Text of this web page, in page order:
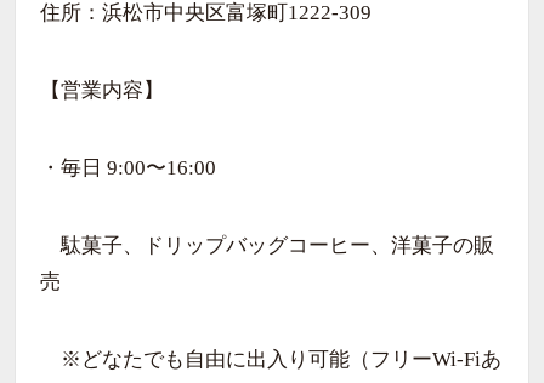
住所：浜松市中央区富塚町1222-309
【営業内容】
・毎日 9:00〜16:00
駄菓子、ドリップバッグコーヒー、洋菓子の販
売
※どなたでも自由に出入り可能（フリーWi-Fiあ